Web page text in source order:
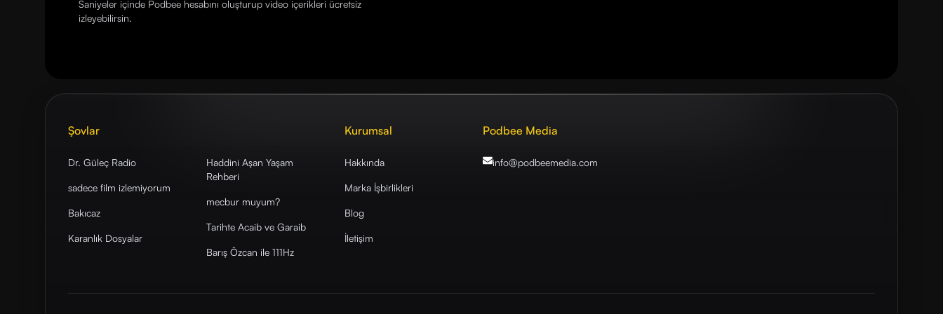
Saniyeler içinde Podbee hesabını oluşturup video içerikleri ücretsiz
izleyebilirsin.
Şovlar
Dr. Güleç Radio
sadece film izlemiyorum
Bakıcaz
Karanlık Dosyalar
Haddini Aşan Yaşam
Rehberi
mecbur muyum?
Tarihte Acaib ve Garaib
Barış Özcan ile 111Hz
Kurumsal
Hakkında
Marka İşbirlikleri
Blog
İletişim
Podbee Media
info@podbeemedia.com